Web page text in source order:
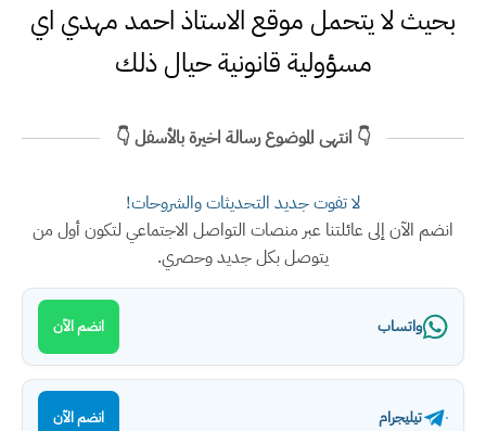
بحيث لا يتحمل موقع الاستاذ احمد مهدي اي
مسؤولية قانونية حيال ذلك
👇 انتهى الموضوع رسالة اخيرة بالأسفل 👇
لا تفوت جديد التحديثات والشروحات!
انضم الآن إلى عائلتنا عبر منصات التواصل الاجتماعي لتكون أول من
يتوصل بكل جديد وحصري.
واتساب انضم الآن
تيليجرام انضم الآن